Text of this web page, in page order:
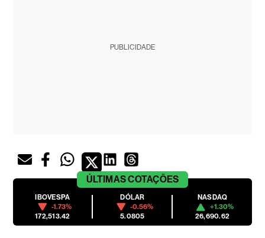
PUBLICIDADE
ÚLTIMASCOTAÇÕES
IBOVESPA
-1.73%
172,513.42
DÓLAR
-0.56%
5.0805
NASDAQ
+1.30%
26,690.62